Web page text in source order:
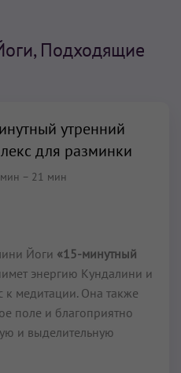
Подходящие
утренний
для разминки
– 21 мин
Йоги «15-минутный
энергию Кундалини и
к медитации. Она также
поле и благоприятно
и выделительную